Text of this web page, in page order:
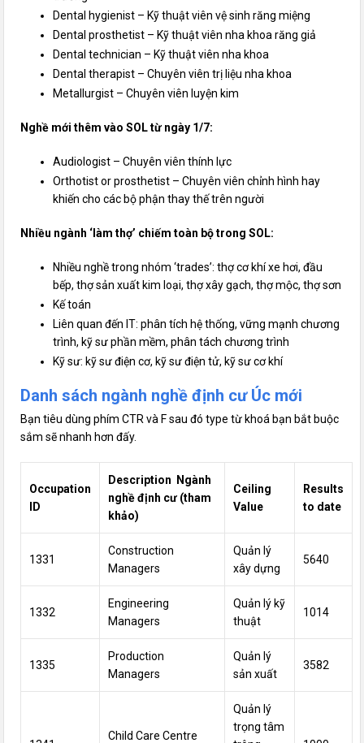
Dental hygienist – Kỹ thuật viên vệ sinh răng miệng
Dental prosthetist – Kỹ thuật viên nha khoa răng giả
Dental technician – Kỹ thuật viên nha khoa
Dental therapist – Chuyên viên trị liệu nha khoa
Metallurgist – Chuyên viên luyện kim
Nghề mới thêm vào SOL từ ngày 1/7:
Audiologist – Chuyên viên thính lực
Orthotist or prosthetist – Chuyên viên chỉnh hình hay
khiến cho các bộ phận thay thế trên người
Nhiều ngành ‘làm thợ’ chiếmtoàn bộtrong SOL:
Nhiều nghề trong nhóm ‘trades’: thợ cơ khí xe hơi, đầu
bếp, thợsản xuấtkim loại, thợ xây gạch, thợ mộc, thợ sơn
Kế toán
Liên quanđến IT:phân tích hệ thống,vững mạnh chương
trình, kỹ sư phần mềm,phân tách chương trình
Kỹ sư: kỹ sư điện cơ, kỹ sư điện tử, kỹ sư cơ khí
Danh sách ngành nghề định cư Úc mới
Bạntiêu dùng phím CTR và F sauđó type từ khoá bạnbắt buộc
sắm sẽ nhanh hơn đấy.
Occupation
ID
Description Ngành
nghề định cư (tham
khảo)
Ceiling
Value
Results
to date
1331
Construction
Managers
Quản lý
xây dựng
5640
1332
Engineering
Managers
Quản lý kỹ
thuật
1014
1335
Production
Managers
Quản lý
sản xuất
3582
Child Care Centre
Quản lý
trọng tâm